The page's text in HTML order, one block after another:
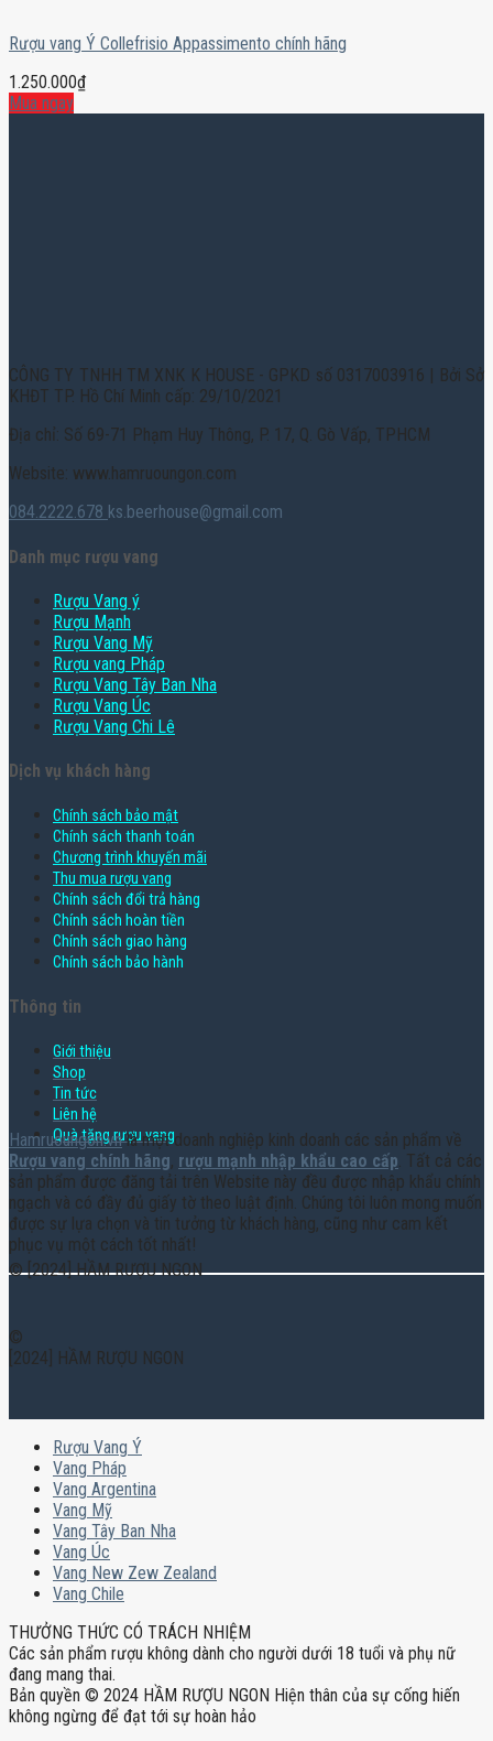
Rượu vang Ý Collefrisio Appassimento chính hãng
1.250.000₫
Mua ngay
CÔNG TY TNHH TM XNK K HOUSE - GPKD số 0317003916 | Bởi Sở
KHĐT TP. Hồ Chí Minh cấp: 29/10/2021
Địa chỉ: Số 69-71 Phạm Huy Thông, P. 17, Q. Gò Vấp, TPHCM
Website: www.hamruoungon.com
084.2222.678 ks.beerhouse@gmail.com
Danh mục rượu vang
Rượu Vang ý
Rượu Mạnh
Rượu Vang Mỹ
Rượu vang Pháp
Rượu Vang Tây Ban Nha
Rượu Vang Úc
Rượu Vang Chi Lê
Dịch vụ khách hàng
Chính sách bảo mật
Chính sách thanh toán
Chương trình khuyến mãi
Thu mua rượu vang
Chính sách đổi trả hàng
Chính sách hoàn tiền
Chính sách giao hàng
Chính sách bảo hành
Thông tin
Giới thiệu
Shop
Tin tức
Liên hệ
Quà tặng rượu vang
Hamruoungon.vnlà một doanh nghiệp kinh doanh các sản phẩm về
Rượu vang chính hãng, rượu mạnh nhập khẩu cao cấp. Tất cả các
sản phẩm được đăng tải trên Website này đều được nhập khẩu chính
ngạch và có đầy đủ giấy tờ theo luật định. Chúng tôi luôn mong muốn
được sự lựa chọn và tin tưởng từ khách hàng, cũng như cam kết
phục vụ một cách tốt nhất!
© [2024] HẦM RƯỢU NGON
©
[2024] HẦM RƯỢU NGON
Rượu Vang Ý
Vang Pháp
Vang Argentina
Vang Mỹ
Vang Tây Ban Nha
Vang Úc
Vang New Zew Zealand
Vang Chile
THƯỞNG THỨC CÓ TRÁCH NHIỆM
Các sản phẩm rượu không dành cho người dưới 18 tuổi và phụ nữ
đang mang thai.
Bản quyền © 2024 HẦM RƯỢU NGON Hiện thân của sự cống hiến
không ngừng để đạt tới sự hoàn hảo